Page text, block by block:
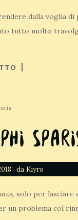
dalla voglia
tutto molto
da Kiyro
solo per
un problema col